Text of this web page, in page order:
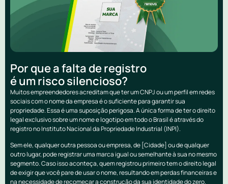
Por que a falta de registro
é um risco silencioso?
Muitos empreendedores acreditam que ter um CNPJ ou um perfil em redes
sociais com o nome da empresa é o suficiente para garantir sua
propriedade. Essa é uma suposição perigosa. A única forma de ter o direito
legal exclusivo sobre um nome e logotipo em todo o Brasil é através do
registro no Instituto Nacional da Propriedade Industrial (INPI).
Sem ele, qualquer outra pessoa ou empresa, de [Cidade] ou de qualquer
outro lugar, pode registrar uma marca igual ou semelhante à sua no mesmo
segmento. Caso isso aconteça, quem registrou primeiro tem o direito legal
de exigir que você pare de usar o nome, resultando em perdas financeiras e
na necessidade de recomeçar a construção da sua identidade do zero.